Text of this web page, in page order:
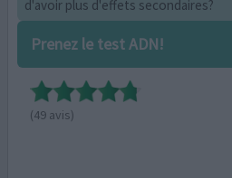
d'avoir plus d'effets secondaires?
Prenez le test ADN!
(49 avis)